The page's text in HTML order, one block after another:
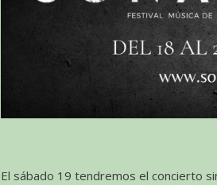
El sábado 19 tendremos el concierto